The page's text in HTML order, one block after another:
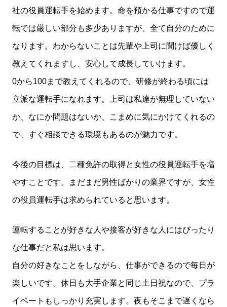
社の役員運転手を始めます。命を預かる仕事ですので運
転では厳しい部分も多少ありますが、全て自分のために
なります。わからないことは先輩や上司に聞けば優しく
教えてくれますし、安心して成長していけます。
0から100まで教えてくれるので、研修が終わる頃には
立派な運転手になれます。上司は私達が無理していない
か、なにか問題はないか、こまめに気にかけてくれるの
で、すぐ相談できる環境もあるのが魅力です。
今後の目標は、二種免許の取得と女性の役員運転手を増
やすことです。まだまだ男性ばかりの業界ですが、女性
の役員運転手は求められていると思います。
運転することが好きな人や接客が好きな人にはぴったり
な仕事だと私は思います。
自分の好きなことをしながら、仕事ができるので毎日が
楽しいです。休日も大手企業と同じ土日祝なので、プラ
イベートもしっかり充実します。夜もそこまで遅くなら